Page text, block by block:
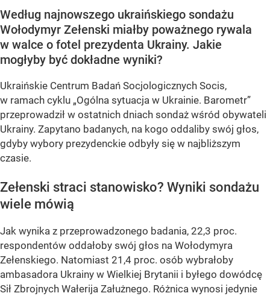
Według najnowszego ukraińskiego sondażu
Wołodymyr Zełenski miałby poważnego rywala
w walce o fotel prezydenta Ukrainy. Jakie
mogłyby być dokładne wyniki?
Ukraińskie Centrum Badań Socjologicznych Socis,
w ramach cyklu „Ogólna sytuacja w Ukrainie. Barometr”
przeprowadził w ostatnich dniach sondaż wśród obywateli
Ukrainy. Zapytano badanych, na kogo oddaliby swój głos,
gdyby wybory prezydenckie odbyły się w najbliższym
czasie.
Zełenski straci stanowisko? Wyniki sondażu
wiele mówią
Jak wynika z przeprowadzonego badania, 22,3 proc.
respondentów oddałoby swój głos na Wołodymyra
Zełenskiego. Natomiast 21,4 proc. osób wybrałoby
ambasadora Ukrainy w Wielkiej Brytanii i byłego dowódcę
Sił Zbrojnych Wałerija Załużnego. Różnica wynosi jedynie